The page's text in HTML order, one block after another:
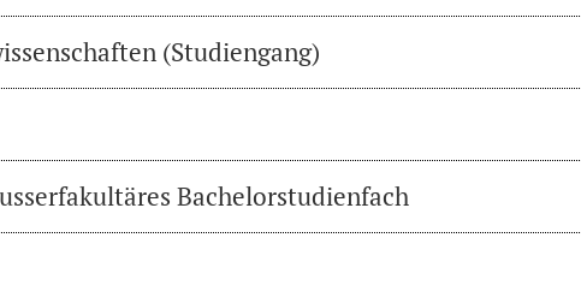
(Studiengang)
Bachelorstudienfach